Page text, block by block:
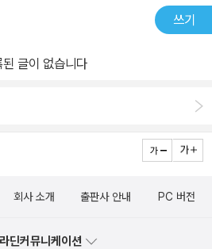
혹은 스크린 안과 밖을 감각적으로 매개
다. 3부 「‘공간 이미지’의 출현」은 200
에서 등장한 공간을 ‘공간 이미지’로
한복판에 있는 망대와 주변의 아리랑
자리를 찾아가는지를 추적한다. 7장은
다룬 <거미의 땅>(김동령, 박경태, 201
쓰기
된 글이 없습니다
회사 소개 출판사 안내 PC 버전
딘커뮤니케이션